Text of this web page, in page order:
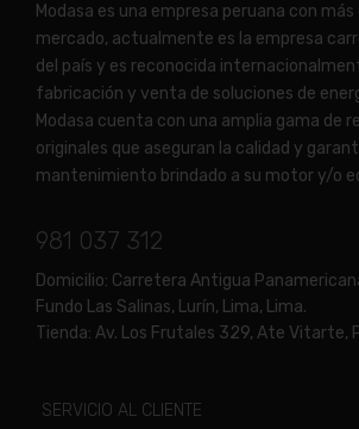
Modasa es una empresa peruana con más
mercado, actualmente es la empresa
del país y es reconocida
fabricación y venta de soluciones de
Modasa cuenta con una amplia gama de
originales que aseguran la calidad y
mantenimiento brindado a su motor y/o
981 037 312
Domicilio: Carretera Antigua
Fundo Las Salinas, Lurín, Lima, Lima.
Tienda: Av. Los Frutales 329, Ate Vitarte,
SERVICIO AL CLIENTE